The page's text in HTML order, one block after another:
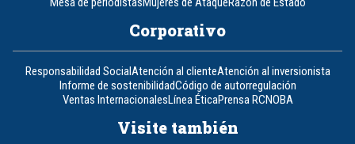
Corporativo
Responsabilidad SocialAtención al clienteAtención al inversionista
Informe de sostenibilidadCódigo de autorregulación
Ventas InternacionalesLínea ÉticaPrensa RCNOBA
Visite también